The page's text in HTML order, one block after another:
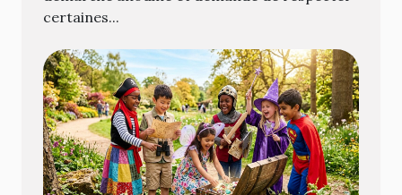
certaines...